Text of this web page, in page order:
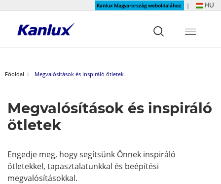
Kanlux Magyarország weboldalához | HU
główna
Főoldal Megvalósítások és inspiráló ötletek
Megvalósítások és inspiráló
ötletek
Engedje meg, hogy segítsünk Önnek inspiráló
ötletekkel, tapasztalatunkkal és beépítési
megvalósításokkal.